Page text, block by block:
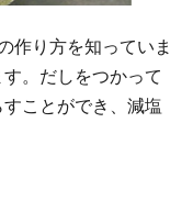
作り方を知っていま
。だしをつかって
ことができ、減塩